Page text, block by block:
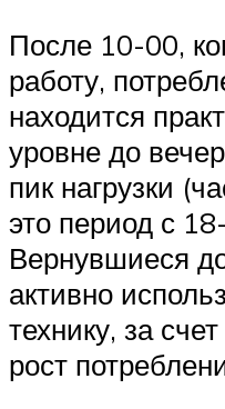
После 10-00,
работу,
находится
уровне до
пик нагрузки
это период с
Вернувшиеся
активно
технику, за
рост